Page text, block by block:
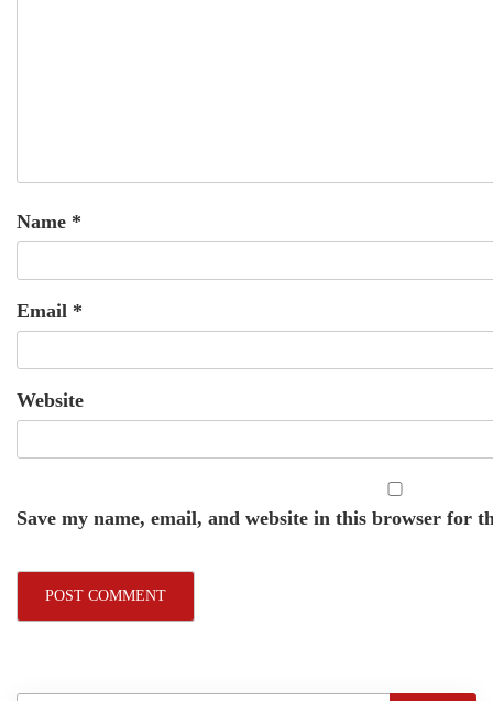
Name *
Email *
Website
Save my name, email, and website in this browser for